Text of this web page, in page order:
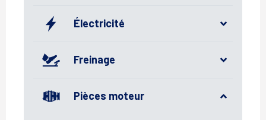
Électricité
Freinage
Pièces moteur